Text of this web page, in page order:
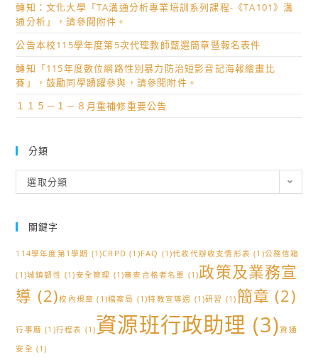
轉知：文化大學「TA溝通分析專業培訓系列課程-《TA101》溝
通分析」，請參閱附件。
公告本校115學年度第5次代理教師甄選簡章暨報名表件
轉知「115年度數位網路性別暴力防治短影音記海報繪畫比
賽」，鼓勵同學踴躍參與，請參閱附件。
１１５－１－８月重補修重要公告
分類
類
選取分類
關鍵字
114學年度第1學期 (1)CRPD (1)FAQ (1)代收代辦收支情形表 (1)公務信箱
(1)城鎮韌性 (1)安全管理 (1)審查合格者名單 (1)政策及業務宣
導 (2)校內規章 (1)檔案局 (1)特教宣導週 (1)研習 (1) 簡章 (2)
行事曆 (1)行程表 (1)資源班行政助理 (3)資通
安全 (1)